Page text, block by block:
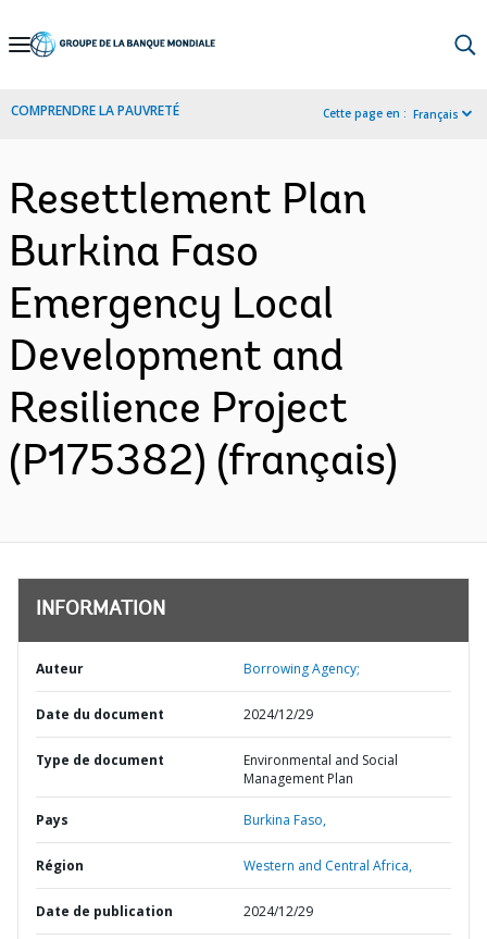
Skip
Navigation
COMPRENDRE LA PAUVRETÉ Cette page en : Français
Resettlement Plan
Burkina Faso
Emergency Local
Development and
Resilience Project
(P175382) (français)
INFORMATION
Auteur Borrowing Agency;
Date du document 2024/12/29
Type de document
Environmental and Social
Management Plan
Pays Burkina Faso,
Région Western and Central Africa,
Date de publication 2024/12/29